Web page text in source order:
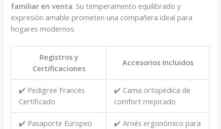
familiar en venta. Su temperamento equilibrado y
expresión amable prometen una compañera ideal para
hogares modernos.
Registros y
Certificaciones
Accesorios Incluidos
✔️ Pedigree Francés
Certificado
✔️ Cama ortopédica de
comfort mejorado
✔️ Pasaporte Europeo
✔️ Arnés ergonómico para